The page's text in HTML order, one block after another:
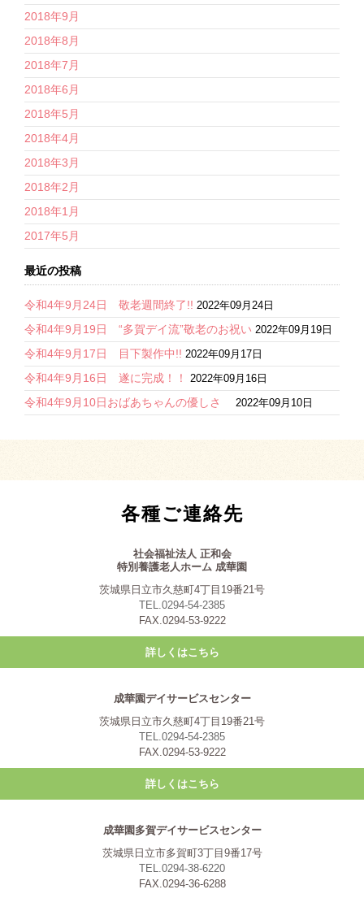
2018年9月
2018年8月
2018年7月
2018年6月
2018年5月
2018年4月
2018年3月
2018年2月
2018年1月
2017年5月
最近の投稿
令和4年9月24日 敬老週間終了!! 2022年09月24日
令和4年9月19日 “多賀デイ流”敬老のお祝い 2022年09月19日
令和4年9月17日 目下製作中!! 2022年09月17日
令和4年9月16日 遂に完成！！ 2022年09月16日
令和4年9月10日おばあちゃんの優しさ 2022年09月10日
各種ご連絡先
社会福祉法人 正和会
特別養護老人ホーム 成華園
茨城県日立市久慈町4丁目19番21号
TEL.0294-54-2385
FAX.0294-53-9222
詳しくはこちら
成華園デイサービスセンター
茨城県日立市久慈町4丁目19番21号
TEL.0294-54-2385
FAX.0294-53-9222
詳しくはこちら
成華園多賀デイサービスセンター
茨城県日立市多賀町3丁目9番17号
TEL.0294-38-6220
FAX.0294-36-6288